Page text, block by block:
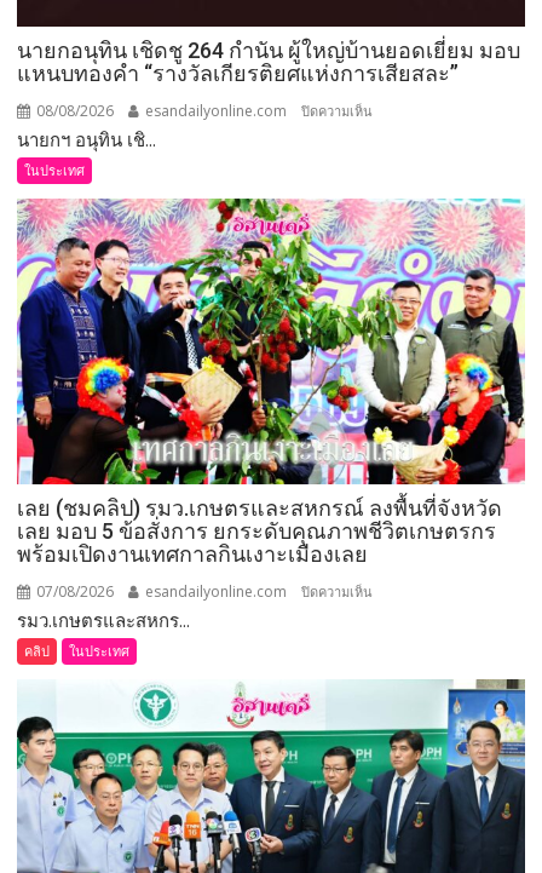
นายกอนุทิน เชิดชู 264 กำนัน ผู้ใหญ่บ้านยอดเยี่ยม มอบ
แหนบทองคำ “รางวัลเกียรติยศแห่งการเสียสละ”
08/08/2026 esandailyonline.com ปิดความเห็น
264
กำนัน
ผู้ใหญ่
บ้าน
ยอด
เยี่ยม
มอบ
แหนบ
ทองคำ
“รางวัล
เกียรติยศ
แห่ง
การ
นายกฯ อนุทิน เชิ...
ในประเทศ
เลย (ชมคลิป) รมว.เกษตรและสหกรณ์ ลงพื้นที่จังหวัด
เลย มอบ 5 ข้อสั่งการ ยกระดับคุณภาพชีวิตเกษตรกร
พร้อมเปิดงานเทศกาลกินเงาะเมืองเลย
07/08/2026 esandailyonline.com ปิดความเห็น
สหกรณ์
ลงพื้น
ที่
จังหวัด
เลย
รมว.เกษตรและสหกร...
คลิป ในประเทศ